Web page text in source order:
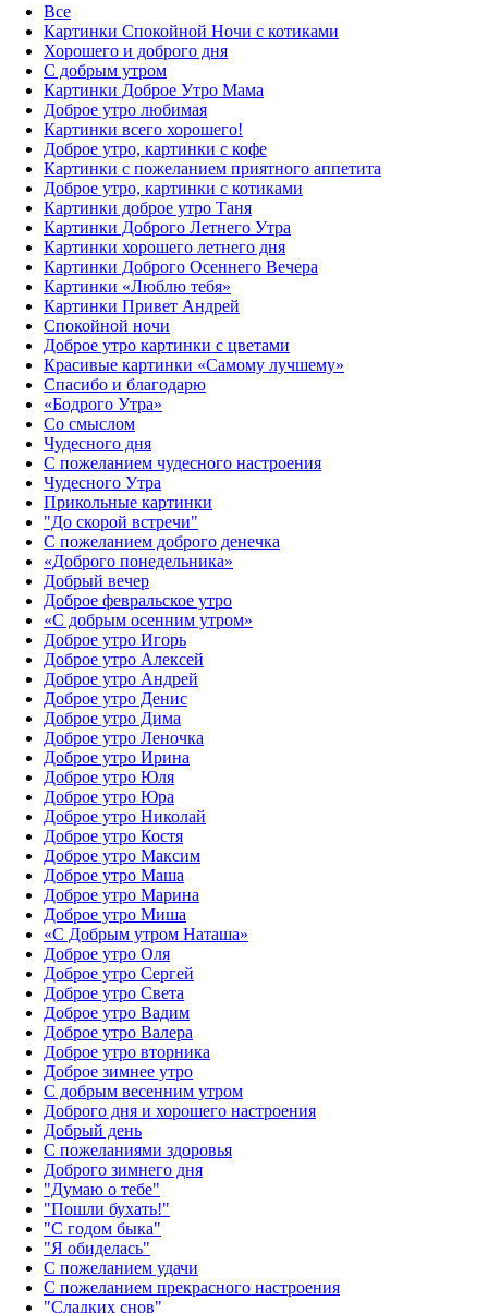
Все
Картинки Спокойной Ночи с котиками
Хорошего и доброго дня
С добрым утром
Картинки Доброе Утро Мама
Доброе утро любимая
Картинки всего хорошего!
Доброе утро, картинки с кофе
Картинки с пожеланием приятного аппетита
Доброе утро, картинки с котиками
Картинки доброе утро Таня
Картинки Доброго Летнего Утра
Картинки хорошего летнего дня
Картинки Доброго Осеннего Вечера
Картинки «Люблю тебя»
Картинки Привет Андрей
Спокойной ночи
Доброе утро картинки с цветами
Красивые картинки «Самому лучшему»
Спасибо и благодарю
«‎Бодрого Утра»‎
Со смыслом
Чудесного дня
С пожеланием чудесного настроения
Чудесного Утра
Прикольные картинки
"До скорой встречи"
С пожеланием доброго денечка
«Доброго понедельника»‎
Добрый вечер
Доброе февральское утро
«С добрым осенним утром»‎
Доброе утро Игорь
Доброе утро Алексей
Доброе утро Андрей
Доброе утро Денис
Доброе утро Дима
Доброе утро Леночка
Доброе утро Ирина
Доброе утро Юля
Доброе утро Юра
Доброе утро Николай
Доброе утро Костя
Доброе утро Максим
Доброе утро Маша
Доброе утро Марина
Доброе утро Миша
«С Добрым утром Наташа»
Доброе утро Оля
Доброе утро Сергей
Доброе утро Света
Доброе утро Вадим
Доброе утро Валера
Доброе утро вторника
Доброе зимнее утро
С добрым весенним утром
Доброго дня и хорошего настроения
Добрый день
С пожеланиями здоровья
Доброго зимнего дня
"Думаю о тебе"
"Пошли бухать!"
"С годом быка"
"Я обиделась"
С пожеланием удачи
С пожеланием прекрасного настроения
"Сладких снов"